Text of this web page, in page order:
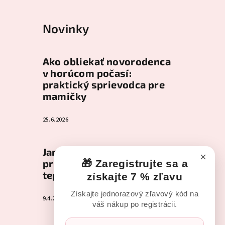
×
🎁 Zaregistrujte sa a
získajte 7 % zľavu
Získajte jednorazový zľavový kód na
váš nákup po registrácii.
Novinky
Ako obliekať novorodenca
v horúcom počasí:
praktický sprievodca pre
mamičky
25.6.2026
Jar s bábätkom: Ako
pripraviť šatník na
teplejšie dni
9.4.2026